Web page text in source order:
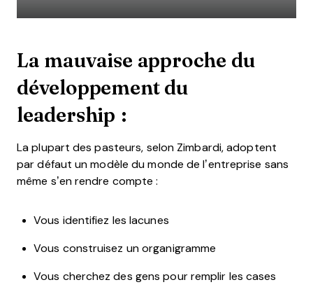
La mauvaise approche du
développement du
leadership :
La plupart des pasteurs, selon Zimbardi, adoptent
par défaut un modèle du monde de l’entreprise sans
même s’en rendre compte :
Vous identifiez les lacunes
Vous construisez un organigramme
Vous cherchez des gens pour remplir les cases